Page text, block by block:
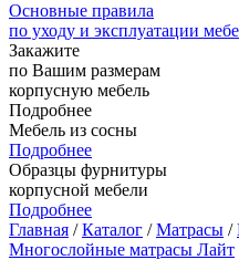
Основные правила
по уходу и эксплуатации
Закажите
по Вашим размерам
корпусную мебель
Подробнее
Мебель из сосны
Подробнее
Образцы фурнитуры
корпусной мебели
Подробнее
Главная /Каталог /Матрасы /
Многослойные матрасы Лайт